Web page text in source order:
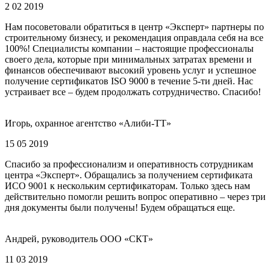
2 02 2019
Нам посоветовали обратиться в центр «Эксперт» партнеры по
строительному бизнесу, и рекомендация оправдала себя на все
100%! Специалисты компании – настоящие профессионалы
своего дела, которые при минимальных затратах времени и
финансов обеспечивают высокий уровень услуг и успешное
получение сертификатов ISO 9000 в течение 5-ти дней. Нас
устраивает все – будем продолжать сотрудничество. Спасибо!
Игорь, охранное агентство «Алиби-ТТ»
15 05 2019
Спасибо за профессионализм и оперативность сотрудникам
центра «Эксперт». Обращались за получением сертификата
ИСО 9001 к нескольким сертификаторам. Только здесь нам
действительно помогли решить вопрос оперативно – через три
дня документы были получены! Будем обращаться еще.
Андрей, руководитель ООО «СКТ»
11 03 2019